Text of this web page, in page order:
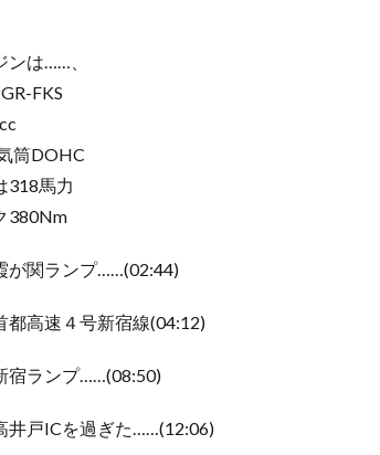
ンは……、
FKS
筒DOHC
318馬力
380Nm
関ランプ……(02:44)
高速４号新宿線(04:12)
ランプ……(08:50)
戸ICを過ぎた……(12:06)